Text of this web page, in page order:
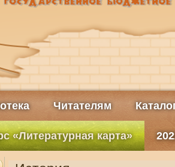
Читателям
«Литературная карта»